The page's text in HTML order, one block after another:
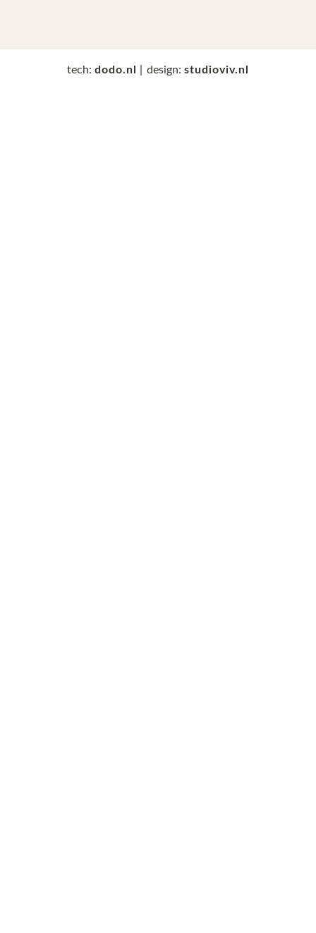
tech: dodo.nl design: studioviv.nl